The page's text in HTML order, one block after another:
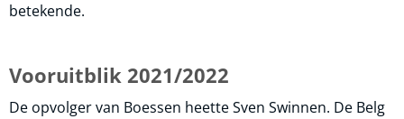
betekende.
Vooruitblik 2021/2022
De opvolger van Boessen heette Sven Swinnen. De Belg